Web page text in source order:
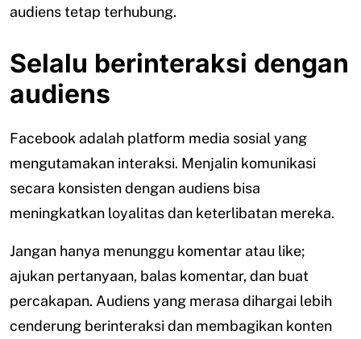
audiens tetap terhubung.
Selalu berinteraksi dengan
audiens
Facebook adalah platform media sosial yang
mengutamakan interaksi. Menjalin komunikasi
secara konsisten dengan audiens bisa
meningkatkan loyalitas dan keterlibatan mereka.
Jangan hanya menunggu komentar atau like;
ajukan pertanyaan, balas komentar, dan buat
percakapan. Audiens yang merasa dihargai lebih
cenderung berinteraksi dan membagikan konten